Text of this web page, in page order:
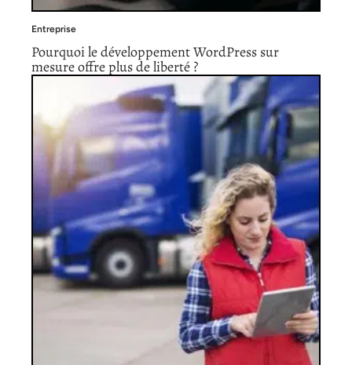
Entreprise
Pourquoi le développement WordPress sur
mesure offre plus de liberté ?